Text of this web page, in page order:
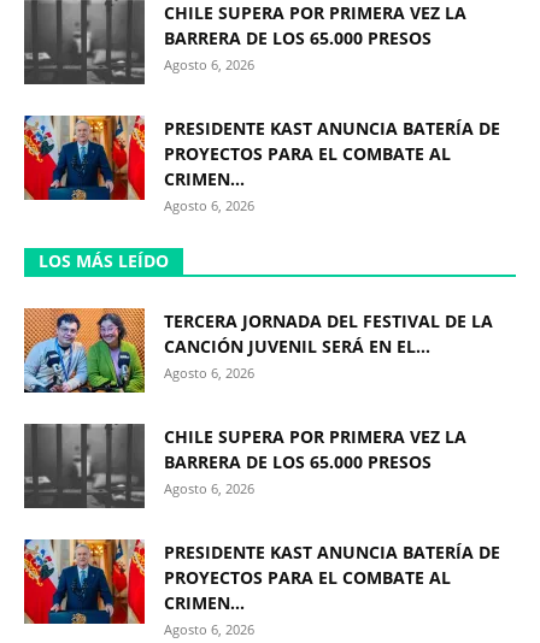
CHILE SUPERA POR PRIMERA VEZ LA
BARRERA DE LOS 65.000 PRESOS
Agosto 6, 2026
PRESIDENTE KAST ANUNCIA BATERÍA DE
PROYECTOS PARA EL COMBATE AL
CRIMEN...
Agosto 6, 2026
LOS MÁS LEÍDO
TERCERA JORNADA DEL FESTIVAL DE LA
CANCIÓN JUVENIL SERÁ EN EL...
Agosto 6, 2026
CHILE SUPERA POR PRIMERA VEZ LA
BARRERA DE LOS 65.000 PRESOS
Agosto 6, 2026
PRESIDENTE KAST ANUNCIA BATERÍA DE
PROYECTOS PARA EL COMBATE AL
CRIMEN...
Agosto 6, 2026